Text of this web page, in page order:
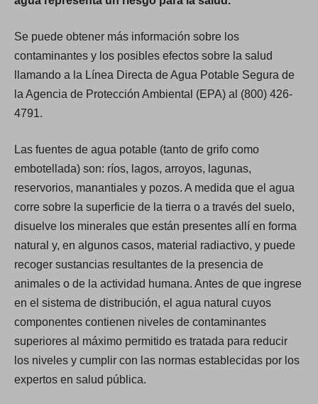
Se puede obtener más información sobre los
contaminantes y los posibles efectos sobre la salud
llamando a la Línea Directa de Agua Potable Segura de
la Agencia de Protección Ambiental (EPA) al (800) 426-
4791.
Las fuentes de agua potable (tanto de grifo como
embotellada) son: ríos, lagos, arroyos, lagunas,
reservorios, manantiales y pozos. A medida que el agua
corre sobre la superficie de la tierra o a través del suelo,
disuelve los minerales que están presentes allí en forma
natural y, en algunos casos, material radiactivo, y puede
recoger sustancias resultantes de la presencia de
animales o de la actividad humana. Antes de que ingrese
en el sistema de distribución, el agua natural cuyos
componentes contienen niveles de contaminantes
superiores al máximo permitido es tratada para reducir
los niveles y cumplir con las normas establecidas por los
expertos en salud pública.